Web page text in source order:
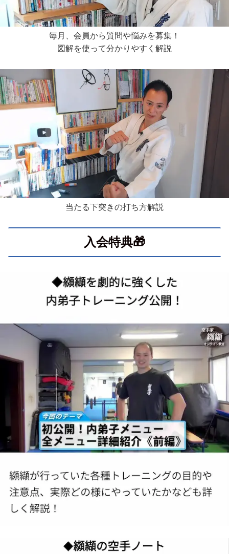
毎月、会員から質問や悩みを募集 ！
図解を使って分かりやすく解説
当たる下突きの打ち方解説
入会特典🎁